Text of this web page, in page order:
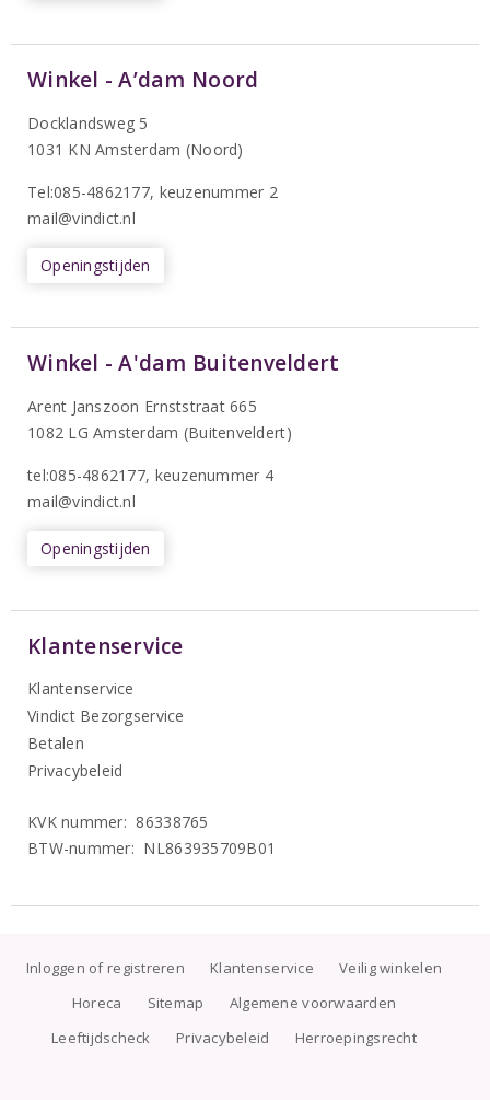
Winkel - A’dam Noord
Docklandsweg 5
1031 KN Amsterdam (Noord)
Tel:085-4862177, keuzenummer 2
mail@vindict.nl
Openingstijden
Winkel - A'dam Buitenveldert
Arent Janszoon Ernststraat 665
1082 LG Amsterdam (Buitenveldert)
tel:085-4862177, keuzenummer 4
mail@vindict.nl
Openingstijden
Klantenservice
Klantenservice
Vindict Bezorgservice
Betalen
Privacybeleid
KVK nummer: 86338765
BTW-nummer: NL863935709B01
Inloggen of registreren Klantenservice
Veilig winkelen
Horeca
Sitemap
Algemene voorwaarden
Leeftijdscheck
Privacybeleid Herroepingsrecht